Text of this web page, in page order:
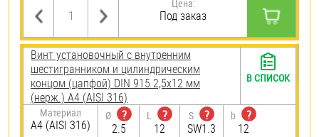
Цена:
Под заказ
Винт установочный с внутренним
шестигранником и цилиндрическим
концом (цапфой) DIN 915 2,5х12 мм
(нерж.) A4 (AISI 316)
Материал
A4 (AISI 316)
Ø
?
2.5
L
?
12
S
?
SW1.3
b
?
12
В СПИСОК